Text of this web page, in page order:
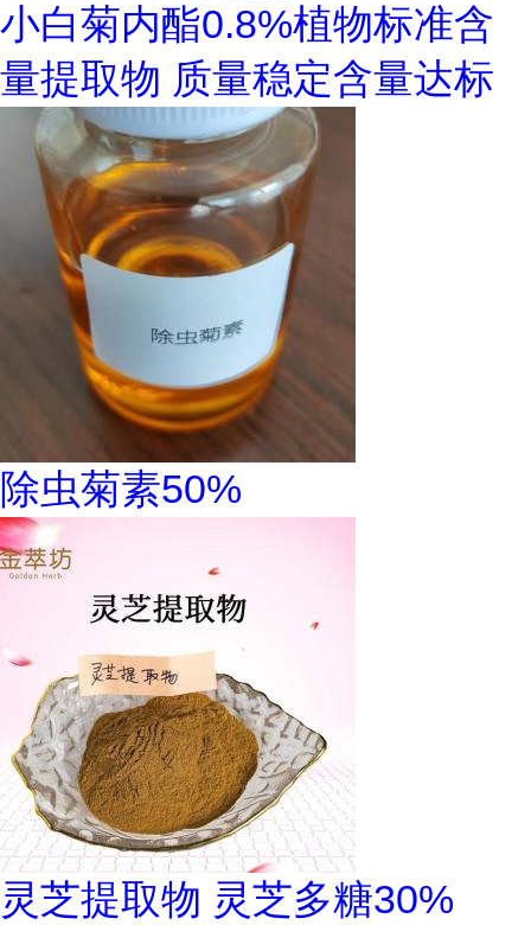
小白菊内酯0.8%植物标准含
量提取物 质量稳定含量达标
除虫菊素50%
灵芝提取物 灵芝多糖30%